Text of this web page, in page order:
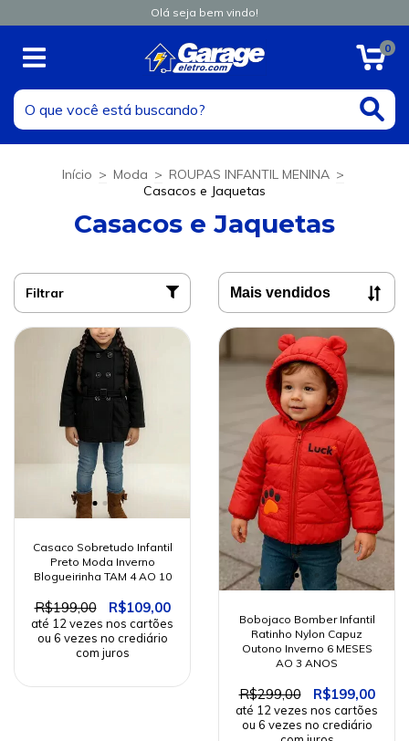
Olá seja bem vindo!
0
Início > Moda > ROUPAS INFANTIL MENINA >
Casacos e Jaquetas
Casacos e Jaquetas
Filtrar
Casaco Sobretudo Infantil
Preto Moda Inverno
Blogueirinha TAM 4 AO 10
R$199,00 R$109,00
Bobojaco Bomber Infantil
Ratinho Nylon Capuz
Outono Inverno 6 MESES
AO 3 ANOS
R$299,00 R$199,00